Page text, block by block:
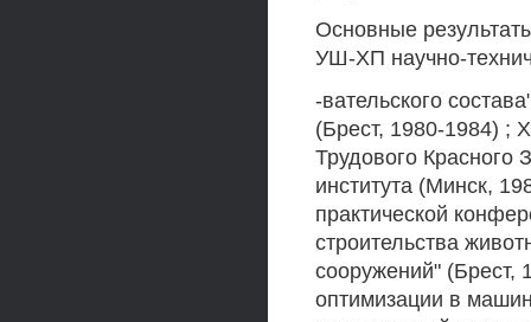
Основные
УШ-ХП научно-
-вательского
(Брест, 1980-1984) ;
Трудового Красного
института (Минск,
практической
строительства
сооружений"
оптимизации в